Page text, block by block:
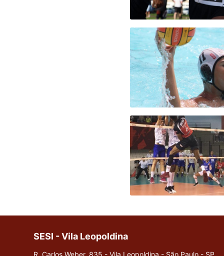
SESI - Vila Leopoldina
R. Carlos Weber, 835 - Vila Leopoldina - São Paulo - SP